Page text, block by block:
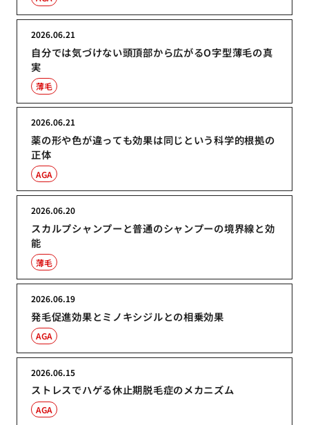
自分では気づけない頭頂部から広がるO字型薄毛の真
実
2026.06.21
薄毛
薬の形や色が違っても効果は同じという科学的根拠の
正体
2026.06.21
AGA
スカルプシャンプーと普通のシャンプーの境界線と効
能
2026.06.20
薄毛
発毛促進効果とミノキシジルとの相乗効果
2026.06.19
AGA
ストレスでハゲる休止期脱毛症のメカニズム
2026.06.15
AGA